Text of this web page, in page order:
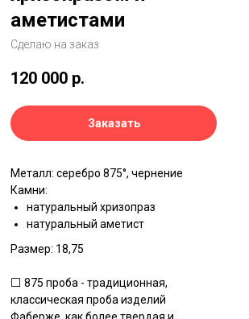
аметистами
Сделаю на заказ
120 000 р.
Заказать
Металл: серебро 875°, чернение
Камни:
натуральный хризопраз
натуральный аметист
Размер: 18,75
⬜ 875 проба - традиционная,
классическая проба изделий